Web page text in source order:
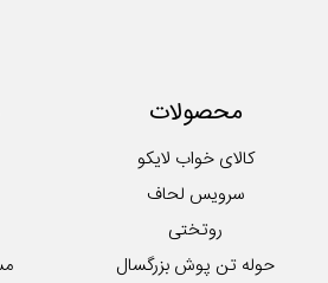
کوسن
محصولات تکی آشپزخانه
محصولات
کالای خواب لایکو
سرویس لحاف
روتختی
حوله تن پوش بزرگسال